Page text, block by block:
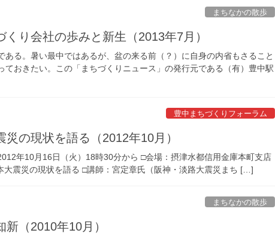
まちなかの散歩
くり会社の歩みと新生（2013年7月）
る。暑い最中ではあるが、盆の来る前（？）に自身の内省もさること
ておきたい。この「まちづくりニュース」の発行元である（有）豊中駅
豊中まちづくりフォーラム
災の現状を語る（2012年10月）
年10月16日（火）18時30分から □会場：摂津水都信用金庫本町支店
震災の現状を語る □講師：宮定章氏（阪神・淡路大震災まち […]
まちなかの散歩
新（2010年10月）